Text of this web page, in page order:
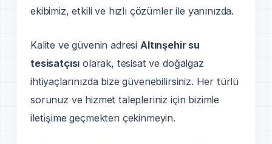
ekibimiz, etkili ve hızlı çözümler ile yanınızda.
Kalite ve güvenin adresi Altınşehir su
tesisatçısı olarak, tesisat ve doğalgaz
ihtiyaçlarınızda bize güvenebilirsiniz. Her türlü
sorunuz ve hizmet talepleriniz için bizimle
ileti̇şime geçmekten çekinmeyin.